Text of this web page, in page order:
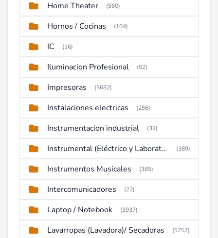
Home Theater (560)
Hornos / Cocinas (104)
IC (16)
Iluminacion Profesional (52)
Impresoras (5682)
Instalaciones electricas (256)
Instrumentacion industrial (32)
Instrumental (Eléctrico y Laboratorio) (389)
Instrumentos Musicales (365)
Intercomunicadores (22)
Laptop / Notebook (3937)
Lavarropas (Lavadora)/ Secadoras (1757)